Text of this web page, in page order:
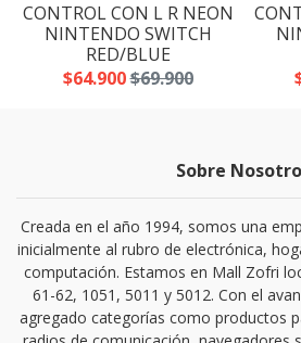
CONTROL CON L R NEON
NINTENDO SWITCH
RED/BLUE
$64.900$69.900
Sobre
Creada en el año 1994, somos una
inicialmente al rubro de electrónica,
computación. Estamos en Mall Zofri
61-62, 1051, 5011 y 5012. Con el
agregado categorías como productos